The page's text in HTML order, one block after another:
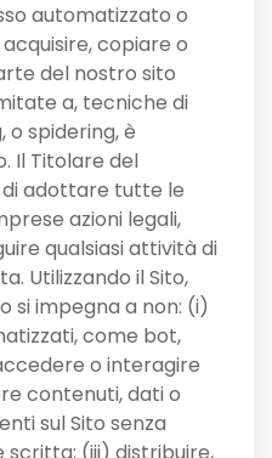
automatizzato o
copiare o
del nostro sito
a, tecniche di
o spidering, è
Il Titolare del
adottare tutte le
azioni legali,
qualsiasi attività di
Utilizzando il Sito,
si impegna a non: (i)
come bot,
o interagire
contenuti, dati o
sul Sito senza